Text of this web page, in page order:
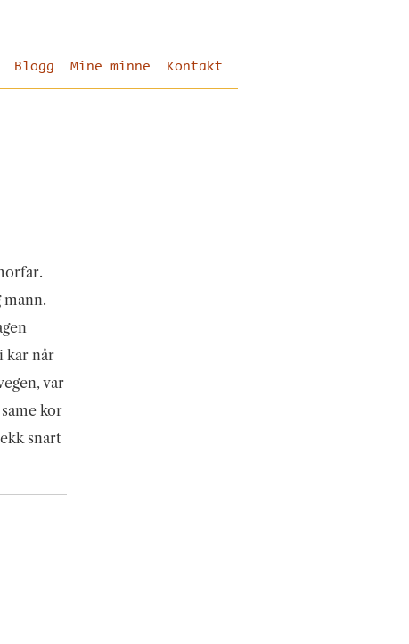
Blogg Mine minne Kontakt
kar når
var
kor
snart